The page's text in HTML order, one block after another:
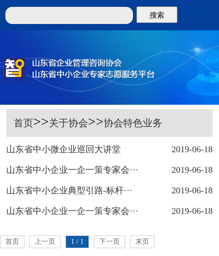
搜索
首页>>关于协会>>协会特色业务
山东省中小微企业巡回大讲堂 2019-06-18
山东省中小企业一企一策专家会··· 2019-06-18
山东省中小企业典型引路-标杆··· 2019-06-18
山东省中小企业一企一策专家会··· 2019-06-18
首页 上一页 1 / 1 下一页 末页